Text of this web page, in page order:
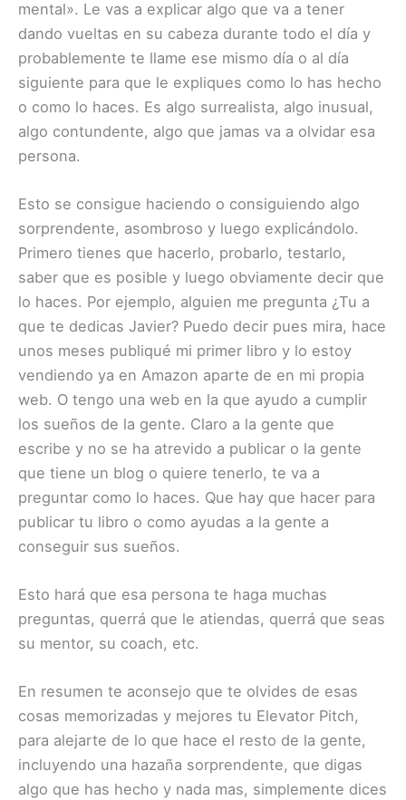
mental». Le vas a explicar algo que va a tener
dando vueltas en su cabeza durante todo el día y
probablemente te llame ese mismo día o al día
siguiente para que le expliques como lo has hecho
o como lo haces. Es algo surrealista, algo inusual,
algo contundente, algo que jamas va a olvidar esa
persona.
Esto se consigue haciendo o consiguiendo algo
sorprendente, asombroso y luego explicándolo.
Primero tienes que hacerlo, probarlo, testarlo,
saber que es posible y luego obviamente decir que
lo haces. Por ejemplo, alguien me pregunta ¿Tu a
que te dedicas Javier? Puedo decir pues mira, hace
unos meses publiqué mi primer libro y lo estoy
vendiendo ya en Amazon aparte de en mi propia
web. O tengo una web en la que ayudo a cumplir
los sueños de la gente. Claro a la gente que
escribe y no se ha atrevido a publicar o la gente
que tiene un blog o quiere tenerlo, te va a
preguntar como lo haces. Que hay que hacer para
publicar tu libro o como ayudas a la gente a
conseguir sus sueños.
Esto hará que esa persona te haga muchas
preguntas, querrá que le atiendas, querrá que seas
su mentor, su coach, etc.
En resumen te aconsejo que te olvides de esas
cosas memorizadas y mejores tu Elevator Pitch,
para alejarte de lo que hace el resto de la gente,
incluyendo una hazaña sorprendente, que digas
algo que has hecho y nada mas, simplemente dices